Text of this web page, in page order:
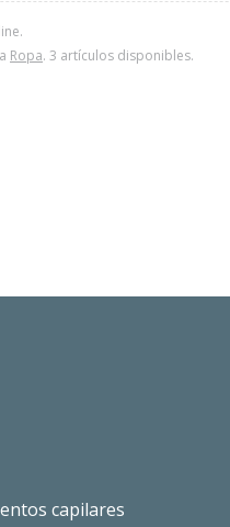
Ropa. 3 artículos disponibles.
capilares